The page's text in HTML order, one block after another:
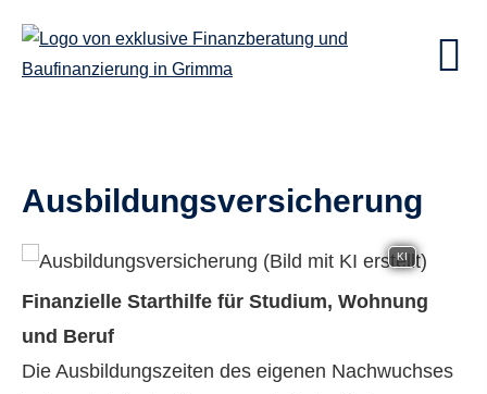
Aus­bil­dungs­ver­si­che­rung
KI
Finanzielle Starthilfe für Studium, Wohnung
und Beruf
Die Ausbildungszeiten des eigenen Nachwuchses